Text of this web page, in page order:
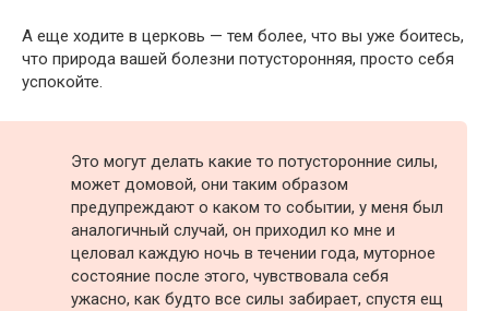
А еще ходите в церковь — тем более, что вы уже боитесь,
что природа вашей болезни потусторонняя, просто себя
успокойте.
Это могут делать какие то потусторонние силы,
может домовой, они таким образом
предупреждают о каком то событии, у меня был
аналогичный случай, он приходил ко мне и
целовал каждую ночь в течении года, муторное
состояние после этого, чувствовала себя
ужасно, как будто все силы забирает, спустя ещ